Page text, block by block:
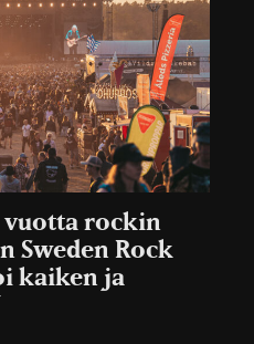
vuotta rockin
Sweden Rock
kaiken ja